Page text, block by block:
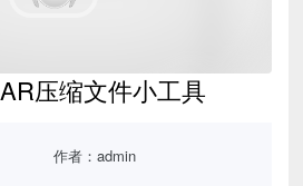
压缩文件小工具
作者：admin